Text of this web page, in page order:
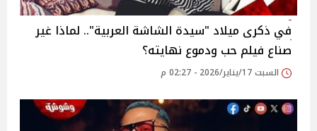
في ذكرى ميلاد "سيدة الشاشة العربية".. لماذا غير
صناع فيلم حب ودموع نهايته؟
السبت 17/يناير/2026 - 02:27 م